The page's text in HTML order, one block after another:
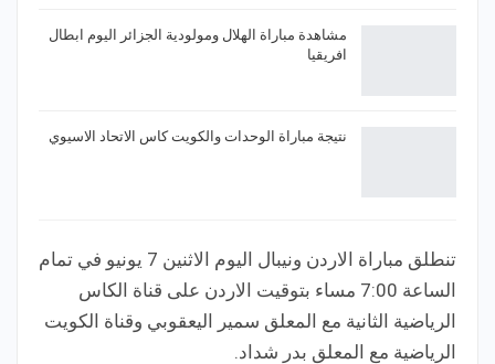
مشاهدة مباراة الهلال ومولودية الجزائر اليوم ابطال
افريقيا
نتيجة مباراة الوحدات والكويت كاس الاتحاد الاسيوي
تنطلق مباراة الاردن ونيبال اليوم الاثنين 7 يونيو في تمام
الساعة 7:00 مساء بتوقيت الاردن على قناة الكاس
الرياضية الثانية مع المعلق سمير اليعقوبي وقناة الكويت
الرياضية مع المعلق بدر شداد.